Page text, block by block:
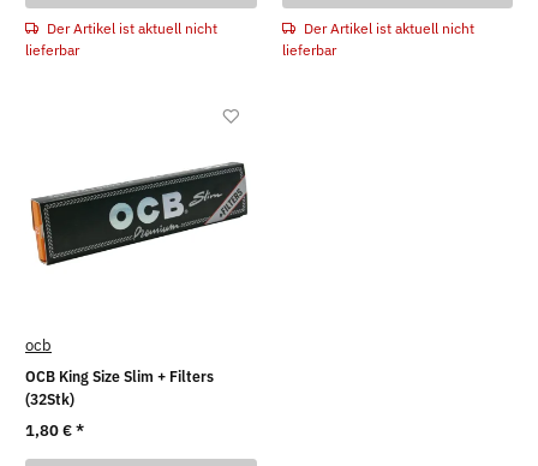
Der Artikel ist aktuell nicht
lieferbar
Der Artikel ist aktuell nicht
lieferbar
ocb
OCB King Size Slim + Filters
(32Stk)
1,80 €*